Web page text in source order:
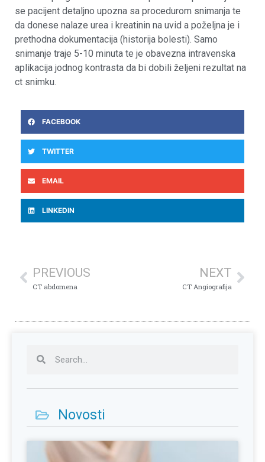
se pacijent detaljno upozna sa procedurom snimanja te
da donese nalaze urea i kreatinin na uvid a poželjna je i
prethodna dokumentacija (historija bolesti). Samo
snimanje traje 5-10 minuta te je obavezna intravenska
aplikacija jodnog kontrasta da bi dobili željeni rezultat na
ct snimku.
FACEBOOK
TWITTER
EMAIL
LINKEDIN
PREVIOUS
CT abdomena
NEXT
CT Angiografija
Novosti